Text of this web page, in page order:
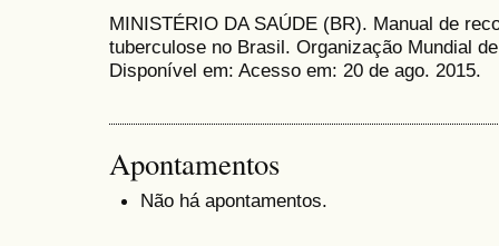
MINISTÉRIO DA SAÚDE (BR). Manual de
tuberculose no Brasil. Organização Mundial
Disponível em: Acesso em: 20 de ago. 2015.
Apontamentos
Não há apontamentos.